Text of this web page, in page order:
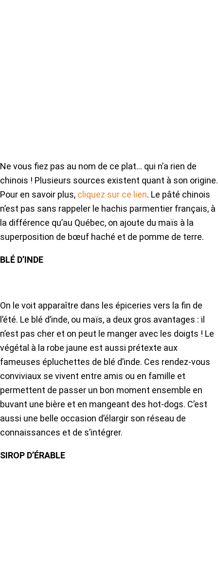
Ne vous fiez pas au nom de ce plat… qui n’a rien de
chinois ! Plusieurs sources existent quant à son origine.
Pour en savoir plus, cliquez sur ce lien. Le pâté chinois
n’est pas sans rappeler le hachis parmentier français, à
la différence qu’au Québec, on ajoute du maïs à la
superposition de bœuf haché et de pomme de terre.
BLÉ D’INDE
On le voit apparaître dans les épiceries vers la fin de
l’été. Le blé d’inde, ou maïs, a deux gros avantages : il
n’est pas cher et on peut le manger avec les doigts ! Le
végétal à la robe jaune est aussi prétexte aux
fameuses épluchettes de blé d’inde. Ces rendez-vous
conviviaux se vivent entre amis ou en famille et
permettent de passer un bon moment ensemble en
buvant une bière et en mangeant des hot-dogs. C’est
aussi une belle occasion d’élargir son réseau de
connaissances et de s’intégrer.
SIROP D’ÉRABLE